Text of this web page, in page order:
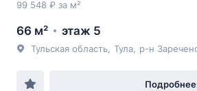
99 548 ₽ за м²
66 м² этаж 5
Тульская область Тула р-н
Подробнее